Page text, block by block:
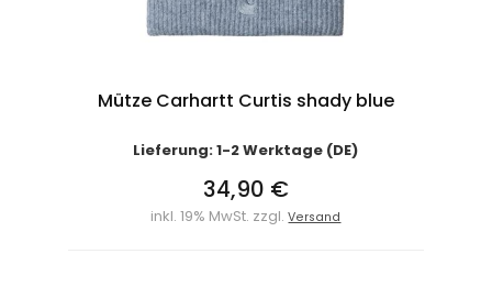
Mütze Carhartt Curtis shady blue
Lieferung: 1-2 Werktage (DE)
34,90 €
inkl. 19% MwSt. zzgl.Versand